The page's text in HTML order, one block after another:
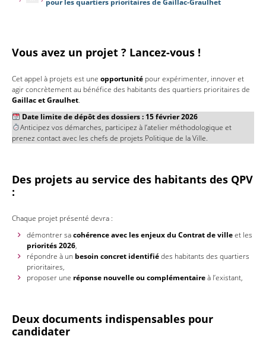
Vous avez un projet ? Lancez-vous !
Cet appel à projets est une opportunité pour expérimenter, innover et
agir concrètement au bénéfice des habitants des quartiers prioritaires de
Gaillac et Graulhet.
Date limite de dépôt des dossiers : 15 février 2026
Anticipez vos démarches, participez à l’atelier méthodologique et
prenez contact avec les chefs de projets Politique de la Ville.
Des projets au service des habitants des QPV
:
Chaque projet présenté devra :
démontrer sacohérence avec les enjeux du Contrat de villeet les
priorités 2026,
répondre à un besoin concret identifiédes habitants des quartiers
prioritaires,
proposer une réponse nouvelle ou complémentaireà l’existant,
Deux documents indispensables pour
candidater